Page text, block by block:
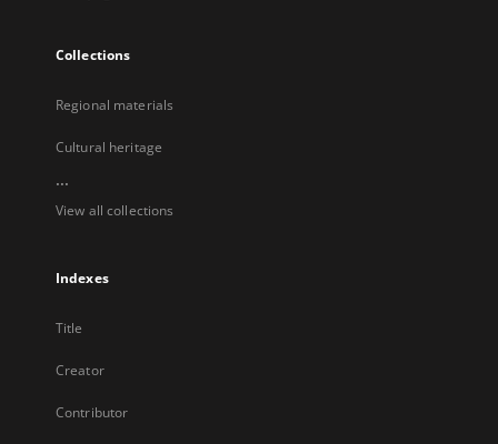
Collections
Regional materials
Cultural heritage
...
View all collections
Indexes
Title
Creator
Contributor